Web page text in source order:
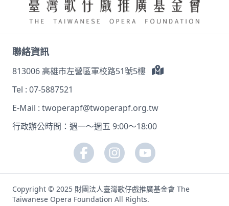
聯絡資訊
813006 高雄市左營區軍校路51號5樓
Tel : 07-5887521
E-Mail : twoperapf@twoperapf.org.tw
行政辦公時間：週一～週五 9:00～18:00
Copyright © 2025 財團法人臺灣歌仔戲推廣基金會 The
Taiwanese Opera Foundation All Rights.